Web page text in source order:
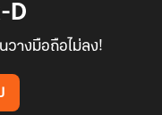
D
างมือถือไม่ลง!